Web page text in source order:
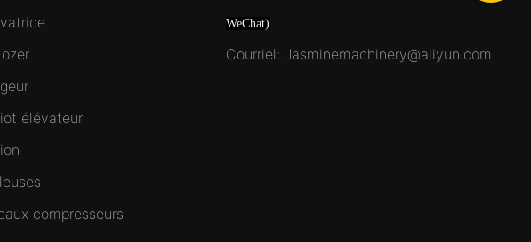
élévateur
compresseurs
WeChat)
Courriel: Jasminemachinery@aliyun.com